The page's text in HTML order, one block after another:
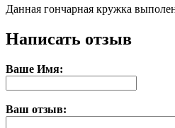
Данная гончарная кружка
Написать отзыв
Ваше Имя:
Ваш отзыв: